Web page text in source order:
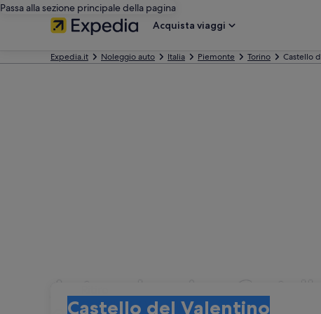
Passa alla sezione principale della pagina
Acquista viaggi
Expedia.it Noleggio auto Italia Piemonte Torino Castello
Autonoleggio a
Castello del Valentino